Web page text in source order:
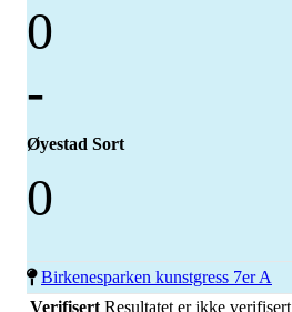
0
-
Øyestad Sort
0
Birkenesparken kunstgress 7er A
Verifisert Resultatet er ikke verifisert